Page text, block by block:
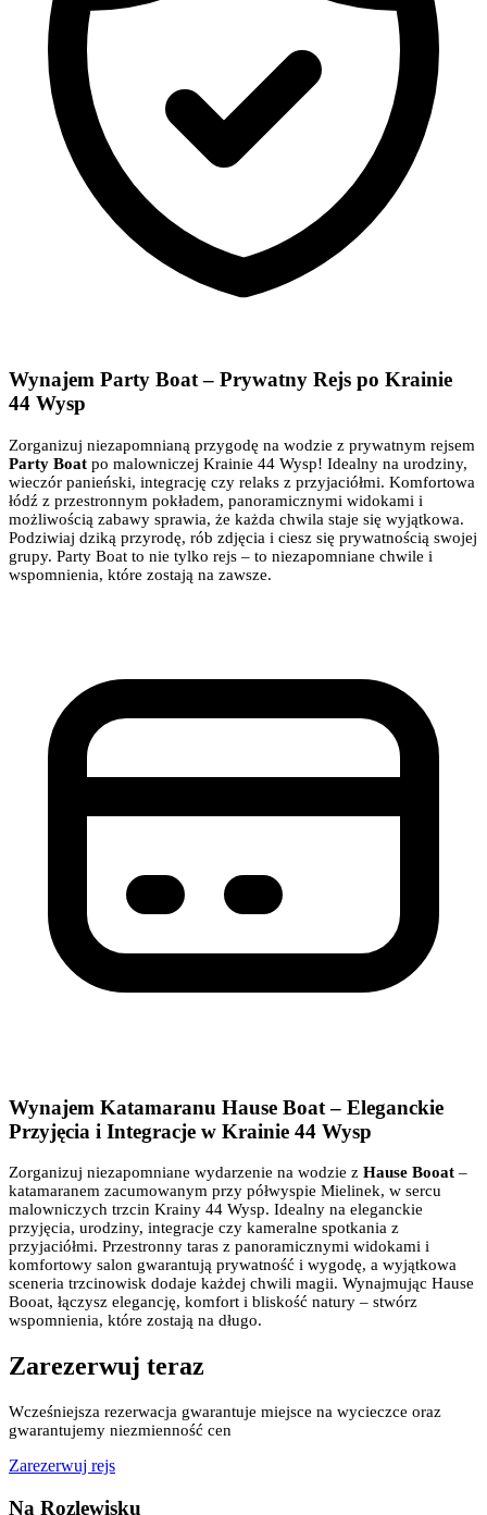
Wynajem Party Boat – Prywatny Rejs po Krainie
44 Wysp
Zorganizuj niezapomnianą przygodę na wodzie z prywatnym rejsem
Party Boat po malowniczej Krainie 44 Wysp! Idealny na urodziny,
wieczór panieński, integrację czy relaks z przyjaciółmi. Komfortowa
łódź z przestronnym pokładem, panoramicznymi widokami i
możliwością zabawy sprawia, że każda chwila staje się wyjątkowa.
Podziwiaj dziką przyrodę, rób zdjęcia i ciesz się prywatnością swojej
grupy. Party Boat to nie tylko rejs – to niezapomniane chwile i
wspomnienia, które zostają na zawsze.
Wynajem Katamaranu Hause Boat – Eleganckie
Przyjęcia i Integracje w Krainie 44 Wysp
Zorganizuj niezapomniane wydarzenie na wodzie z Hause Booat –
katamaranem zacumowanym przy półwyspie Mielinek, w sercu
malowniczych trzcin Krainy 44 Wysp. Idealny na eleganckie
przyjęcia, urodziny, integracje czy kameralne spotkania z
przyjaciółmi. Przestronny taras z panoramicznymi widokami i
komfortowy salon gwarantują prywatność i wygodę, a wyjątkowa
sceneria trzcinowisk dodaje każdej chwili magii. Wynajmując Hause
Booat, łączysz elegancję, komfort i bliskość natury – stwórz
wspomnienia, które zostają na długo.
Zarezerwuj teraz
Wcześniejsza rezerwacja gwarantuje miejsce na wycieczce oraz
gwarantujemy niezmienność cen
Zarezerwuj rejs
Na Rozlewisku